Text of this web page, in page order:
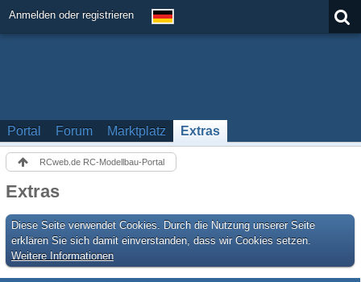
Anmelden oder registrieren
Portal Forum Marktplatz Extras
RCweb.de RC-Modellbau-Portal
Extras
Diese Seite verwendet Cookies. Durch die Nutzung unserer Seite
erklären Sie sich damit einverstanden, dass wir Cookies setzen.
Weitere Informationen